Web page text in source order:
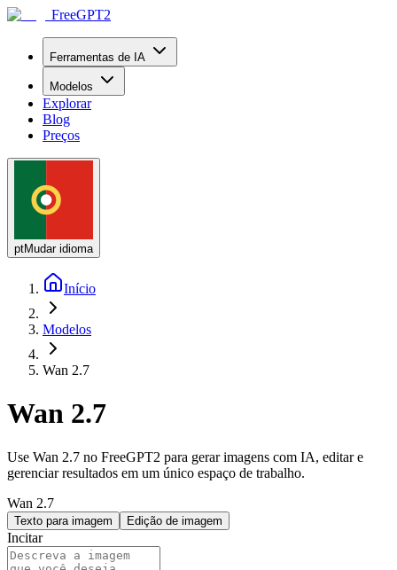
FreeGPT2
Ferramentas de IA
Modelos
Explorar
Blog
Preços
ptMudar idioma
Início
Modelos
Wan 2.7
Wan 2.7
Use Wan 2.7 no FreeGPT2 para gerar imagens com IA, editar e
gerenciar resultados em um único espaço de trabalho.
Wan 2.7
Texto para imagem Edição de imagem
Incitar